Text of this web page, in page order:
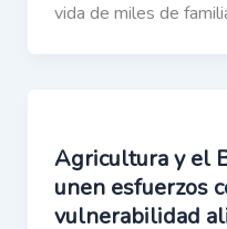
vida de miles de
Agricultura y el
unen esfuerzos
vulnerabilidad